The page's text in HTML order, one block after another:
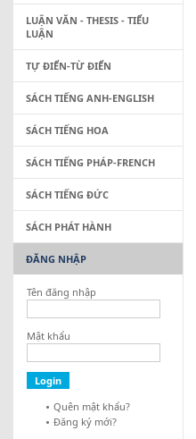
LUẬN VĂN - THESIS - TIỂU
LUẬN
TỰ ĐIỂN-TỪ ĐIỂN
SÁCH TIẾNG ANH-ENGLISH
SÁCH TIẾNG HOA
SÁCH TIẾNG PHÁP-FRENCH
SÁCH TIẾNG ĐỨC
SÁCH PHÁT HÀNH
ĐĂNG NHẬP
Tên đăng nhập
Mật khẩu
Quên mật khẩu?
Đăng ký mới?